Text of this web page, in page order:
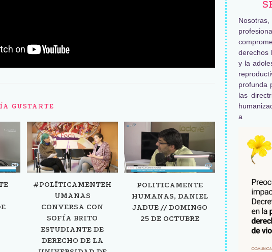
GUSTARTE
#POLÍTICAMENTEH
UMANAS
CONVERSA CON
SOFÍA BRITO
ESTUDIANTE DE
DERECHO DE LA
POLITICAMENTE
HUMANAS, DANIEL
JADUE // DOMINGO
25 DE OCTUBRE
derechos
y la
profunda
las
a